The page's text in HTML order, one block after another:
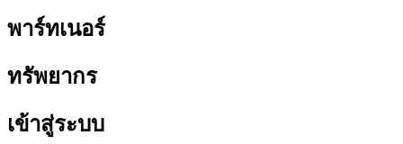
พาร์ทเนอร์​​
ทรัพยากร​​
เข้าสู่ระบบ​​